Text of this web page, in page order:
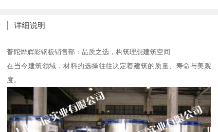
详细说明
普陀烨辉彩钢板销售部：品质之选，构筑理想建筑空间
在当今建筑领域，材料的选择往往决定着建筑的质量、寿命与美观
度。